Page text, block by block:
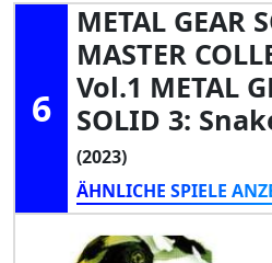
6
METAL GEAR
MASTER
Vol.1 METAL
SOLID 3:
(2023)
ÄHNLICHE SPIELE